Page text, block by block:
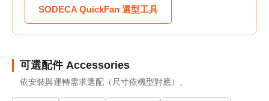
SODECA QuickFan 選型工具
可選配件 Accessories
依安裝與運轉需求選配（尺寸依機型對應）。